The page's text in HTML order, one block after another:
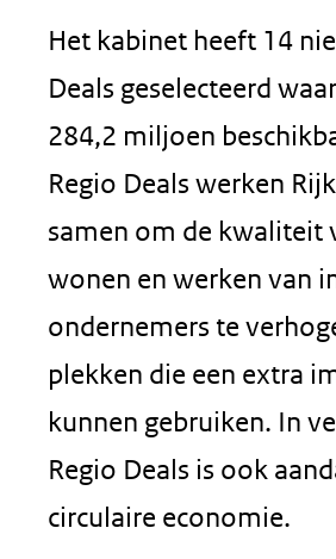
Het kabinet heeft 14
Deals geselecteerd
284,2 miljoen
Regio Deals werken
samen om de kwaliteit
wonen en werken van
ondernemers te
plekken die een extra
kunnen gebruiken. In
Regio Deals is ook
circulaire economie.